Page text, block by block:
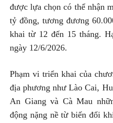
được lựa chọn có thể nhận
tỷ đồng, tương đương
khai từ 12 đến 15 tháng.
ngày 12/6/2026.
Phạm vi triển khai của
địa phương như Lào Cai,
An Giang và Cà Mau
động nặng nề từ biến đổi